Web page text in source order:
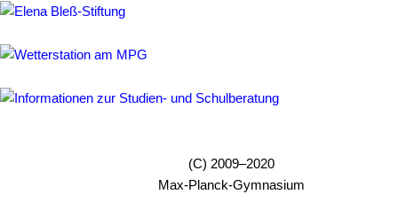
Newcastle
(C) 2009–2020
Max-Planck-Gymnasium